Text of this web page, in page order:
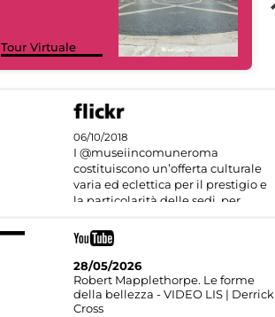
Tour Virtuale
06/10/2018
I @museiincomuneroma
costituiscono un’offerta culturale
varia ed eclettica per il prestigio e
la particolarità delle sedi, per
28/05/2026
Robert Mapplethorpe. Le forme
della bellezza - VIDEO LIS | Derrick
Cross